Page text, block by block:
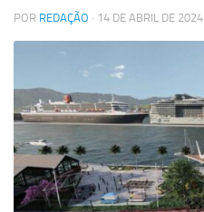
POR REDAÇÃO · 14 DE ABRIL DE 2024